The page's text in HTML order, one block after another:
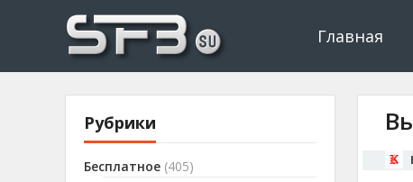
Буксы, Главная
Рубрики
Бесплатное (405)